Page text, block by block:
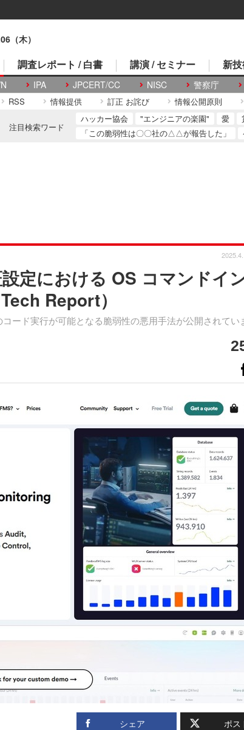
（木）
IPA JPCERT/CC NISC 警察庁
調査レポート / 白書 講演 / セミナー 新
RSS 情報提供 訂正 お詫び 情報公開原則
注目検索ワード
ハッカー協会 "エンジニアの楽園" 愛
「この脆弱性は〇〇社の△△が報告した」
定における OS コマンドイ
Report）
ード実行が可能となる脆弱性の悪用手法が公開されてい
シェア ポス